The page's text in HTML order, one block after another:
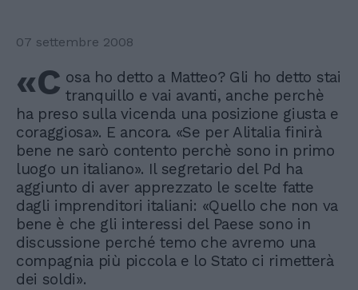
07 settembre 2008
«C osa ho detto a Matteo? Gli ho detto stai
tranquillo e vai avanti, anche perchè
ha preso sulla vicenda una posizione giusta e
coraggiosa». E ancora. «Se per Alitalia finirà
bene ne sarò contento perchè sono in primo
luogo un italiano». Il segretario del Pd ha
aggiunto di aver apprezzato le scelte fatte
dagli imprenditori italiani: «Quello che non va
bene è che gli interessi del Paese sono in
discussione perché temo che avremo una
compagnia più piccola e lo Stato ci rimetterà
dei soldi».